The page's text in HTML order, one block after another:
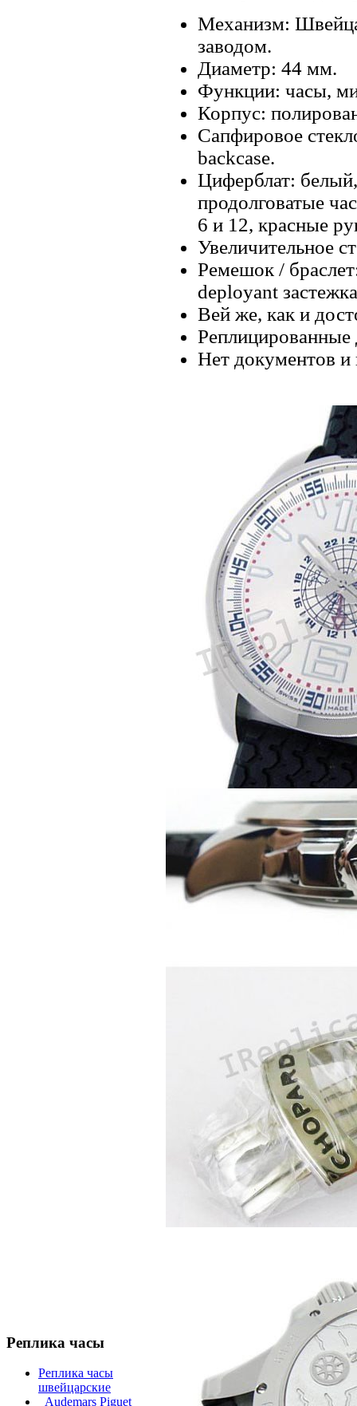
Реплика часы
Реплика часы
швейцарские
Audemars Piguet
Механизм:
заводом.
Диаметр: 44 мм.
Функции: часы,
Корпус:
Сапфировое
backcase.
Циферблат:
продолговатые
6 и 12, красные
Увеличительное
Ремешок /
deployant
Вей же, как и
Реплицированные
Нет документов и